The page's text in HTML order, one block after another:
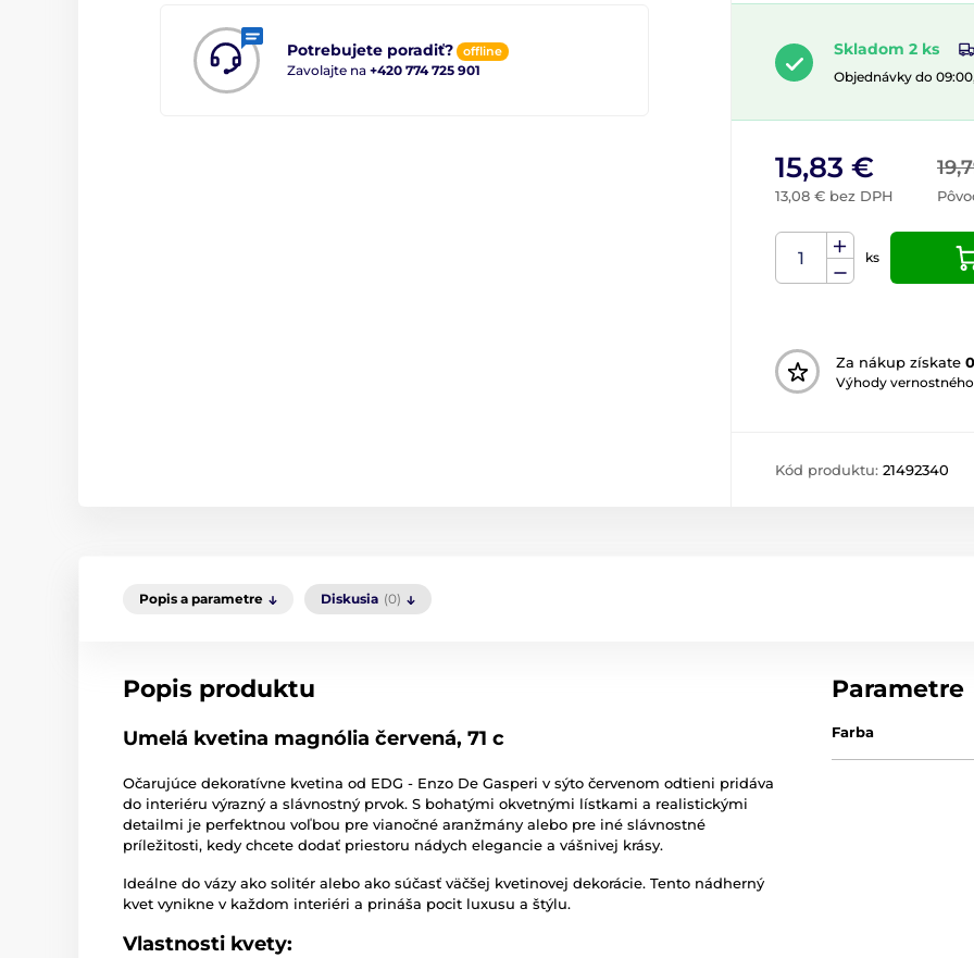
Potrebujete poradiť? offline
Zavolajte na +420 774 725 901
Skladom 2 ks
Objednávky do
15,83 €
13,08 € bez DPH
ks
Za nákup získate
Výhody
Kód produktu: 21492340
Popis a parametre Diskusia (0)
Popis produktu
Umelá kvetina magnólia červená, 71 c
Očarujúce dekoratívne kvetina od EDG - Enzo De Gasperi v sýto červenom odtieni pridáva
do interiéru výrazný a slávnostný prvok. S bohatými okvetnými lístkami a realistickými
detailmi je perfektnou voľbou pre vianočné aranžmány alebo pre iné slávnostné
príležitosti, kedy chcete dodať priestoru nádych elegancie a vášnivej krásy.
Ideálne do vázy ako solitér alebo ako súčasť väčšej kvetinovej dekorácie. Tento nádherný
kvet vynikne v každom interiéri a prináša pocit luxusu a štýlu.
Vlastnosti kvety:
Parametre
Farba